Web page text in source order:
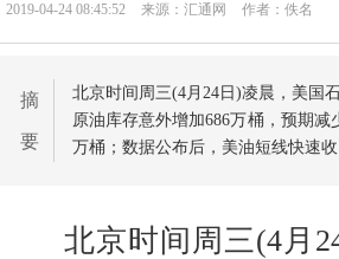
2019-04-24 08:45:52 来源：汇通网 作者：佚名
摘
要
北京时间周三(4月24日)凌晨，美国
原油库存意外增加686万桶，预期减
万桶；数据公布后，美油短线快速
北京时间周三(4月24